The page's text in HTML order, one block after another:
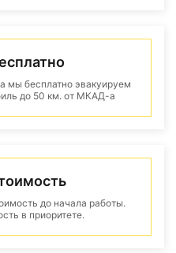
мы бесплатно эвакуируем
до 50 км. от МКАД-а
до начала работы.
в приоритете.